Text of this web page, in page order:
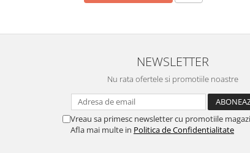
NEWSLETTER
Nu rata ofertele si promotiile noastre
Vreau sa primesc newsletter cu promotiile
Afla mai multe in Politica de Confidentialitate